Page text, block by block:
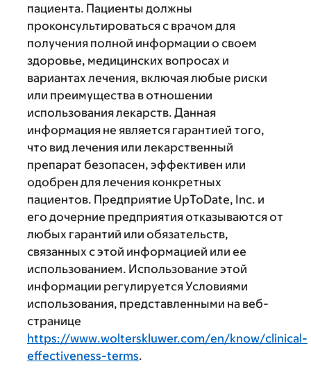
пациента. Пациенты должны
проконсультироваться с врачом для
получения полной информации о своем
здоровье, медицинских вопросах и
вариантах лечения, включая любые риски
или преимущества в отношении
использования лекарств. Данная
информация не является гарантией того,
что вид лечения или лекарственный
препарат безопасен, эффективен или
одобрен для лечения конкретных
пациентов. Предприятие UpToDate, Inc. и
его дочерние предприятия отказываются от
любых гарантий или обязательств,
связанных с этой информацией или ее
использованием. Использование этой
информации регулируется Условиями
использования, представленными на веб-
странице
https://www.wolterskluwer.com/en/know/clinical-
effectiveness-terms.